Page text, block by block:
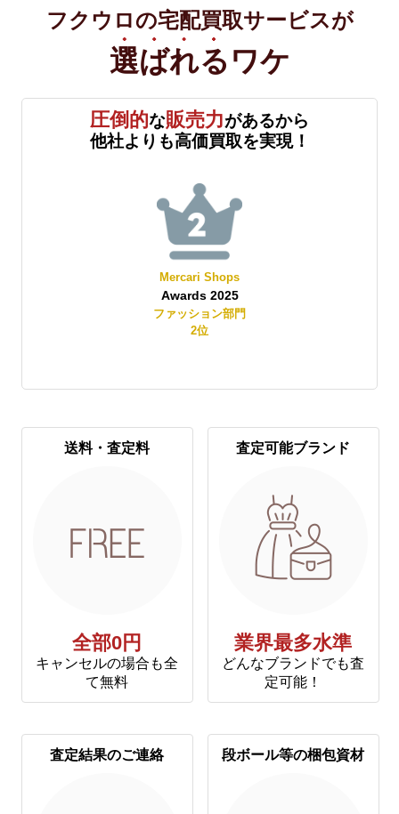
フクウロの宅配買取サービスが
選ばれる ワケ
圧倒的な販売力があるから
他社よりも高価買取を実現！
Mercari Shops
Awards 2025
ファッション部門
2位
送料・査定料
全部0円
キャンセルの場合も全
て無料
査定可能ブランド
業界最多水準
どんなブランドでも査
定可能！
査定結果のご連絡 段ボール等の梱包資材